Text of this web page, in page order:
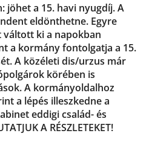
jöhet a 15. havi nyugdíj. A
eldönthetne. Egyre
ki a napokban
a kormány fontolgatja a 15.
A közéleti dis/urzus már
körében is
A kormányoldalhoz
a lépés illeszkedne a
eddigi család- és
A RÉSZLETEKET!